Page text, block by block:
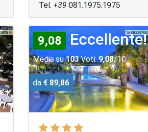
Tel. +39 081.1975.1975
9,08 Eccellente!
Media su103Voti: 9,08/10
da € 89,86